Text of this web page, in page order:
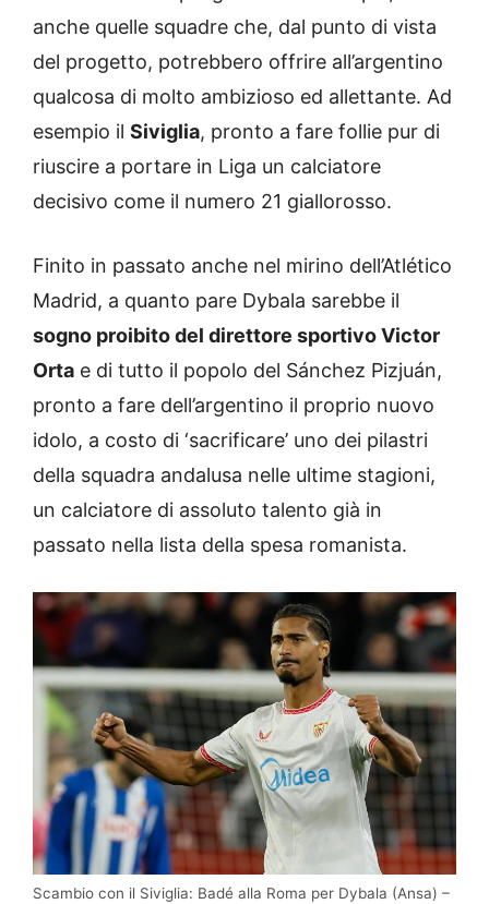
anche quelle squadre che, dal punto di vista
del progetto, potrebbero offrire all’argentino
qualcosa di molto ambizioso ed allettante. Ad
esempio il Siviglia, pronto a fare follie pur di
riuscire a portare in Liga un calciatore
decisivo come il numero 21 giallorosso.
Finito in passato anche nel mirino dell’Atlético
Madrid, a quanto pare Dybala sarebbe il
sogno proibito del direttore sportivo Victor
Orta e di tutto il popolo del Sánchez Pizjuán,
pronto a fare dell’argentino il proprio nuovo
idolo, a costo di ‘sacrificare’ uno dei pilastri
della squadra andalusa nelle ultime stagioni,
un calciatore di assoluto talento già in
passato nella lista della spesa romanista.
Scambio con il Siviglia: Badé alla Roma per Dybala (Ansa) –